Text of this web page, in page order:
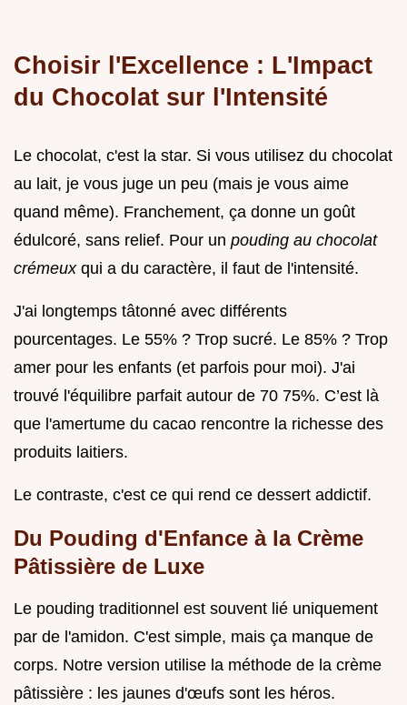
Choisir l'Excellence : L'Impact
du Chocolat sur l'Intensité
Le chocolat, c'est la star. Si vous utilisez du chocolat
au lait, je vous juge un peu (mais je vous aime
quand même). Franchement, ça donne un goût
édulcoré, sans relief. Pour un pouding au chocolat
crémeux qui a du caractère, il faut de l'intensité.
J'ai longtemps tâtonné avec différents
pourcentages. Le 55% ? Trop sucré. Le 85% ? Trop
amer pour les enfants (et parfois pour moi). J'ai
trouvé l'équilibre parfait autour de 70 75%. C’est là
que l'amertume du cacao rencontre la richesse des
produits laitiers.
Le contraste, c'est ce qui rend ce dessert addictif.
Du Pouding d'Enfance à la Crème
Pâtissière de Luxe
Le pouding traditionnel est souvent lié uniquement
par de l'amidon. C'est simple, mais ça manque de
corps. Notre version utilise la méthode de la crème
pâtissière : les jaunes d'œufs sont les héros.